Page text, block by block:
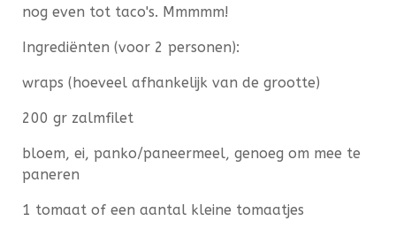
nog even tot taco's. Mmmmm!
Ingrediënten (voor 2 personen):
wraps (hoeveel afhankelijk van de grootte)
200 gr zalmfilet
bloem, ei, panko/paneermeel, genoeg om mee te
paneren
1 tomaat of een aantal kleine tomaatjes